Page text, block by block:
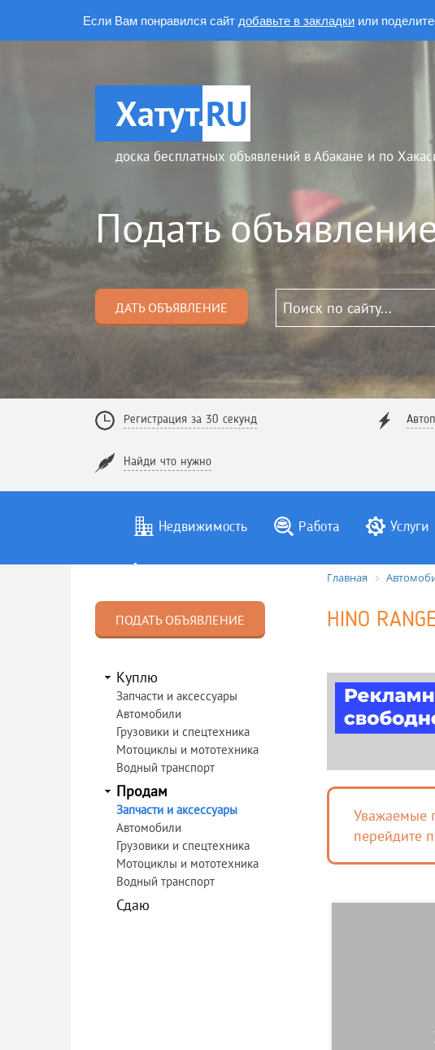
Если Вам понравился сайт добавьте в закладки или
Хатут.RU
доска бесплатных объявлений в Абакане и по
Подать
ДАТЬ ОБЪЯВЛЕНИЕ
Регистрация за 30 секунд
Найди что нужно
Недвижимость Работа Услуги
ПОДАТЬ ОБЪЯВЛЕНИЕ
Куплю
Запчасти и аксессуары
Автомобили
Грузовики и спецтехника
Мотоциклы и мототехника
Водный транспорт
Продам
Запчасти и аксессуары
Автомобили
Грузовики и спецтехника
Мотоциклы и мототехника
Водный транспорт
Сдаю
Главная
HINO
Уважаемые
перейдите